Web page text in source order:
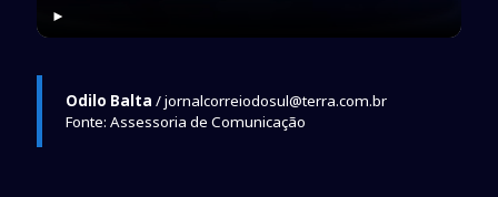
►
Odilo Balta / jornalcorreiodosul@terra.com.br
Fonte: Assessoria de Comunicação